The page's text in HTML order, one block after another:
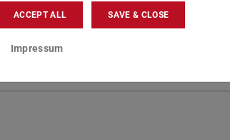
ACCEPT ALL SAVE & CLOSE
Impressum